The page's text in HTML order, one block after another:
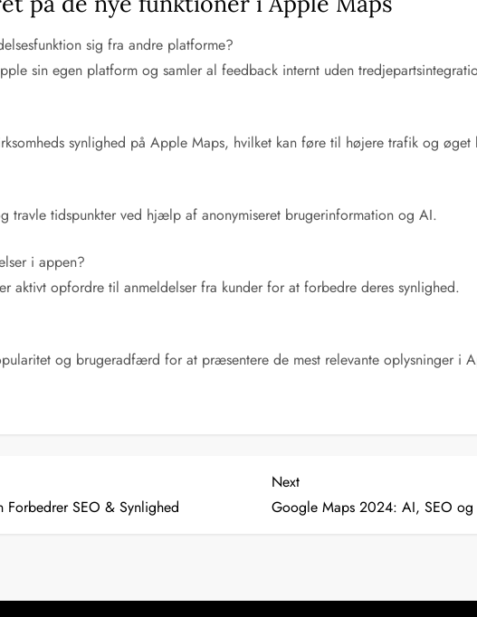
sig fra andre platforme?
sin egen platform og samler al feedback internt uden
synlighed på Apple Maps, hvilket kan føre til højere trafik og øget
travle tidspunkter ved hjælp af anonymiseret brugerinformation og AI.
i appen?
aktivt opfordre til anmeldelser fra kunder for at forbedre deres synlighed.
og brugeradfærd for at præsentere de mest relevante oplysninger i
SEO & Synlighed
Next
Post
Next
Google Maps 2024: AI, SEO og